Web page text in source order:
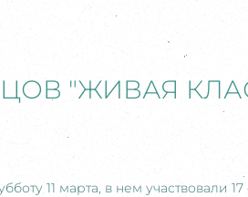
"ЖИВАЯ
11 марта, в нем участвовали